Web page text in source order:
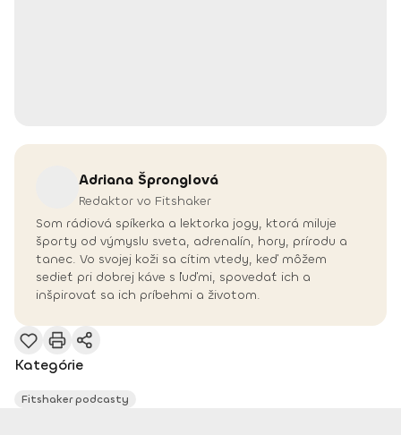
Adriana Špronglová
Redaktor vo Fitshaker
Som rádiová spíkerka a lektorka jogy, ktorá miluje
športy od výmyslu sveta, adrenalín, hory, prírodu a
tanec. Vo svojej koži sa cítim vtedy, keď môžem
sedieť pri dobrej káve s ľuďmi, spovedať ich a
inšpirovať sa ich príbehmi a životom.
Kategórie
Fitshaker podcasty